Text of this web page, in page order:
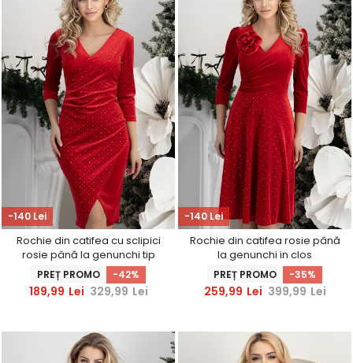
-140 Lei
Rochie din catifea cu sclipici
rosie până la genunchi tip
creion cu maneci trei-sferturi -
StarShinerS
PREȚ PROMO -42%
189,99 Lei 329,99 Lei
-140 Lei
Rochie din catifea rosie până
la genunchi in clos
accesorizata cu brosa florala
- StarShinerS
PREȚ PROMO -35%
259,99 Lei 399,99 Lei